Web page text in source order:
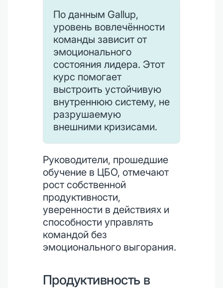
По данным Gallup,
уровень вовлечённости
команды зависит от
эмоционального
состояния лидера. Этот
курс помогает
выстроить устойчивую
внутреннюю систему, не
разрушаемую
внешними кризисами.
Руководители, прошедшие
обучение в ЦБО, отмечают
рост собственной
продуктивности,
уверенности в действиях и
способности управлять
командой без
эмоционального выгорания.
Продуктивность в